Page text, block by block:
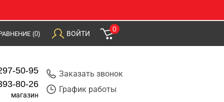
(0) ВОЙТИ
0
50-95
80-26
магазин
Заказать звонок
График работы